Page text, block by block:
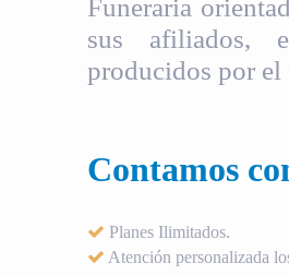
Funeraria
sus afiliados,
producidos por
Contamos
Planes Ilimitados.
Atención personalizada